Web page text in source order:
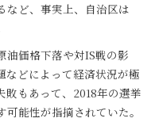
など、事実上、自治区は
油価格下落や対IS戦の影
などによって経済状況が極
もあって、2018年の選挙
能性が指摘されていた。